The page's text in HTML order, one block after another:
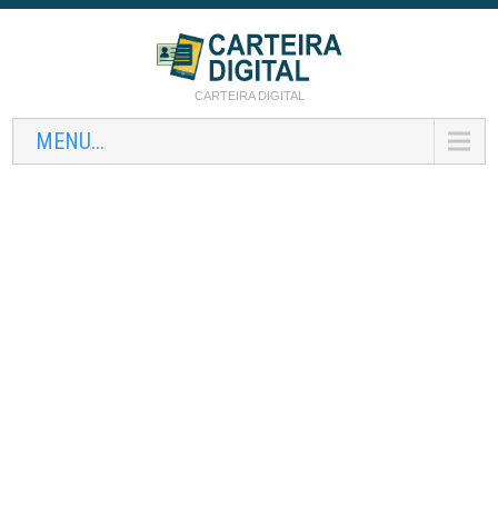
CARTEIRA DIGITAL
MENU...